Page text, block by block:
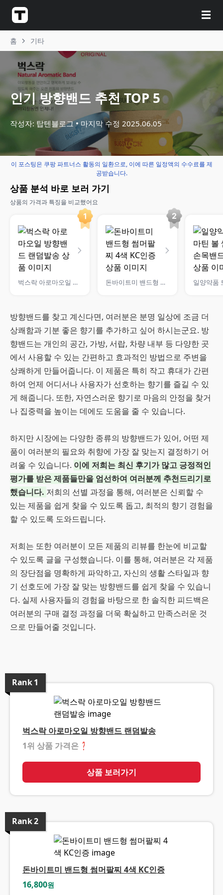
☰
홈 기타
인기 방향밴드 추천 TOP 5
작성자: 탑텐블로그 마지막 수정 2025.06.05
이 포스팅은 쿠팡 파트너스 활동의 일환으로, 이에 따른 일정액의 수수료를 제
공받습니다.
상품 분석 바로 보러 가기
상품의 가격과 특징을 비교했어요
벅스락 아로마오일 방향밴드 랜덤발송 돈바이트미 밴드형 썸머팔찌 4색 KC인증
방향밴드를 찾고 계신다면, 여러분은 분명 일상에 조금 더
상쾌함과 기분 좋은 향기를 추가하고 싶어 하시는군요. 방
향밴드는 개인의 공간, 가방, 서랍, 차량 내부 등 다양한 곳
에서 사용할 수 있는 간편하고 효과적인 방법으로 주변을
상쾌하게 만들어줍니다. 이 제품은 특히 작고 휴대가 간편
하여 언제 어디서나 사용자가 선호하는 향기를 즐길 수 있
게 해줍니다. 또한, 자연스러운 향기로 마음의 안정을 찾거
나 집중력을 높이는 데에도 도움을 줄 수 있습니다.
하지만 시장에는 다양한 종류의 방향밴드가 있어, 어떤 제
품이 여러분의 필요와 취향에 가장 잘 맞는지 결정하기 어
려울 수 있습니다. 이에 저희는 최신 후기가 많고 긍정적인
평가를 받은 제품들만을 엄선하여 여러분께 추천드리기로
했습니다. 저희의 선별 과정을 통해, 여러분은 신뢰할 수
있는 제품을 쉽게 찾을 수 있도록 돕고, 최적의 향기 경험을
할 수 있도록 도와드립니다.
저희는 또한 여러분이 모든 제품의 리뷰를 한눈에 비교할
수 있도록 글을 구성했습니다. 이를 통해, 여러분은 각 제품
의 장단점을 명확하게 파악하고, 자신의 생활 스타일과 향
기 선호도에 가장 잘 맞는 방향밴드를 쉽게 찾을 수 있습니
다. 실제 사용자들의 경험을 바탕으로 한 솔직한 피드백은
여러분의 구매 결정 과정을 더욱 확실하고 만족스러운 것
으로 만들어줄 것입니다.
Rank1
벅스락 아로마오일 방향밴드 랜덤발송
1위 상품 가격은 ❓
상품 보러가기
Rank2
돈바이트미 밴드형 썸머팔찌 4색 KC인증
16,800원